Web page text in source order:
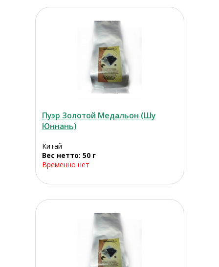
Пуэр Золотой Медальон (Шу
Юннань)
Китай
Вес нетто: 50 г
Временно нет